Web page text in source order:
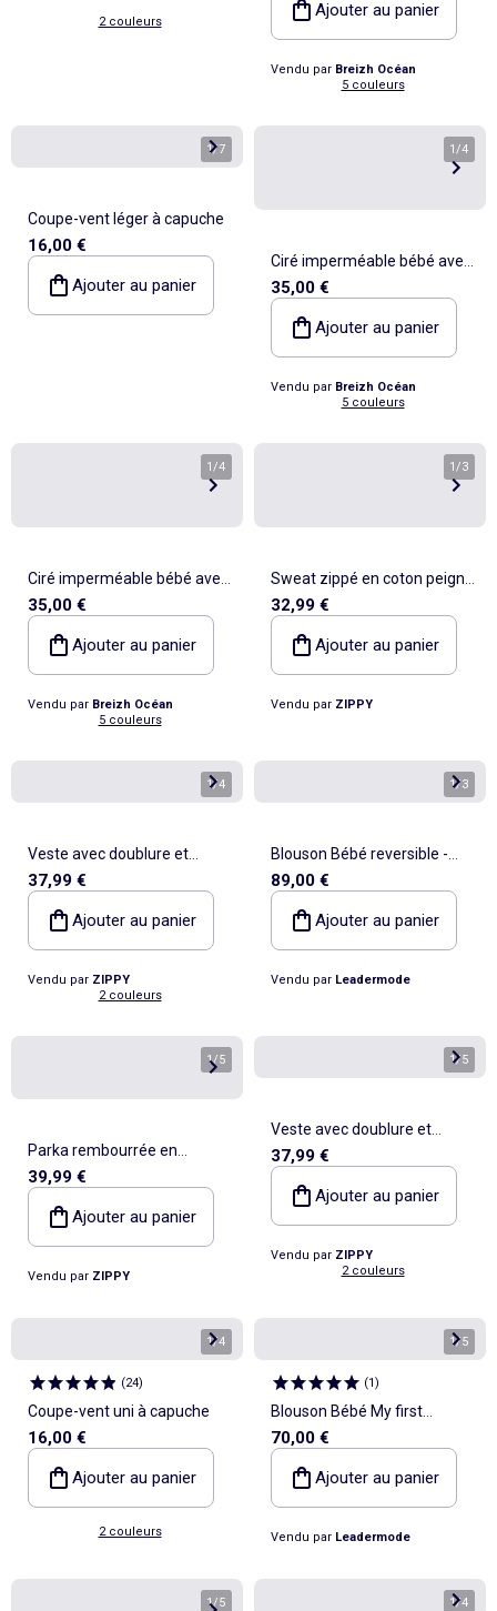
2 couleurs
Broderie
Ajouter au panier
Vendu par Breizh Océan
5 couleurs
1/7
Coupe-vent léger à capuche
16,00 €
Ajouter au panier
1 /4
Ciré imperméable bébé avec
Capuche 'Breizh Ocean',
Poncho Intérieur rayé avec
Broderie
35,00 €
Ajouter au panier
Vendu par Breizh Océan
5 couleurs
1 /4
Ciré imperméable bébé avec
Capuche 'Breizh Ocean',
Poncho Intérieur rayé avec
Broderie
35,00 €
Ajouter au panier
Vendu par Breizh Océan
5 couleurs
1 /3
Sweat zippé en coton peigné
à capuche et imprimés Les
Aristochats
32,99 €
Ajouter au panier
Vendu par ZIPPY
1/4
Veste avec doublure et
capuche amovible
37,99 €
Ajouter au panier
Vendu par ZIPPY
2 couleurs
1/3
Blouson Bébé reversible -
The North Face
89,00 €
Ajouter au panier
Vendu par Leadermode
1/5
Parka rembourrée en
caoutchouc avec capuche et
imprimé
39,99 €
Ajouter au panier
Vendu par ZIPPY
1/5
Veste avec doublure et
capuche amovible
37,99 €
Ajouter au panier
Vendu par ZIPPY
2 couleurs
1/4
(24)
Coupe-vent uni à capuche
16,00 €
Ajouter au panier
2 couleurs
1/5
(1)
Blouson Bébé My first
trucker - Levi's Kids
70,00 €
Ajouter au panier
Vendu par Leadermode
1/5 1/4